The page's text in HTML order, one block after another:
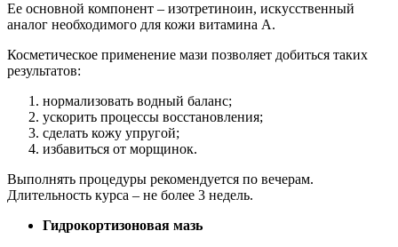
Ее основной компонент – изотретиноин, искусственный
аналог необходимого для кожи витамина А.
Косметическое применение мази позволяет добиться таких
результатов:
нормализовать водный баланс;
ускорить процессы восстановления;
сделать кожу упругой;
избавиться от морщинок.
Выполнять процедуры рекомендуется по вечерам.
Длительность курса – не более 3 недель.
Гидрокортизоновая мазь